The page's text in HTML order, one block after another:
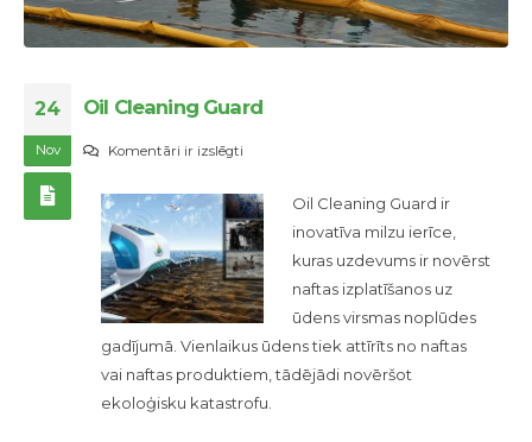
24
Nov
Oil Cleaning Guard
Komentāri ir izslēgtiOil
Guard
Oil Cleaning Guard ir
inovatīva milzu ierīce,
kuras uzdevums ir novērst
naftas izplatīšanos uz
ūdens virsmas noplūdes
gadījumā. Vienlaikus ūdens tiek attīrīts no naftas
vai naftas produktiem, tādējādi novēršot
ekoloģisku katastrofu.